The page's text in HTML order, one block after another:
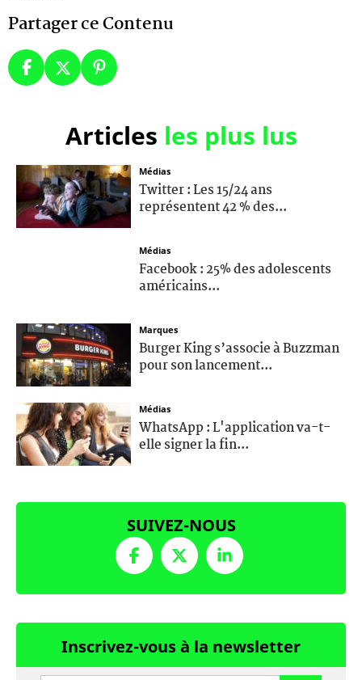
Partager ce Contenu
Articles les plus lus
Médias
Twitter : Les 15/24 ans
représentent 42 % des...
Médias
Facebook : 25% des adolescents
américains...
Marques
Burger King s’associe à Buzzman
pour son lancement...
Médias
WhatsApp : L'application va-t-
elle signer la fin...
SUIVEZ-NOUS
Inscrivez-vous à la newsletter